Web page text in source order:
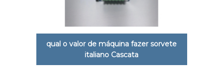
qual o valor de máquina fazer sorvete
italiano Cascata